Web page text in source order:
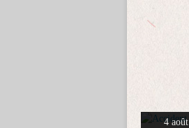
4 août